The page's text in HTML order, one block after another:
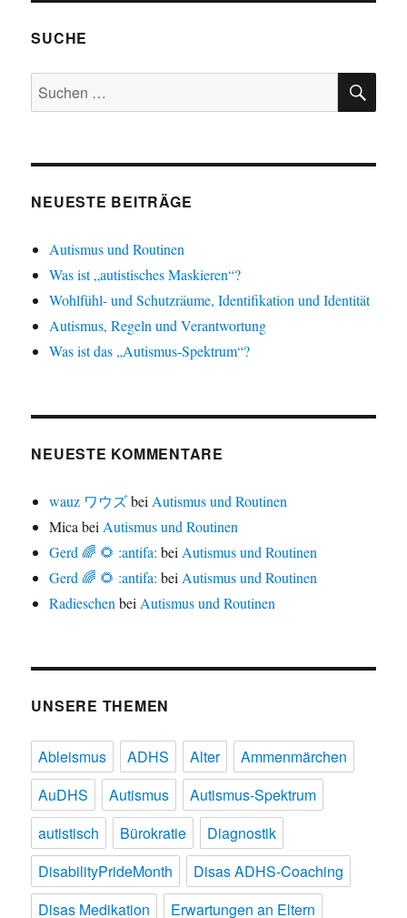
SUCHE
Suchen
nach:
NEUESTE BEITRÄGE
Autismus und Routinen
Was ist „autistisches Maskieren“?
Wohlfühl- und Schutzräume, Identifikation und Identität
Autismus, Regeln und Verantwortung
Was ist das „Autismus-Spektrum“?
NEUESTE KOMMENTARE
wauz ワウズbeiAutismus und Routinen
MicabeiAutismus und Routinen
Gerd 🌈 🌻 :antifa: beiAutismus und Routinen
Gerd 🌈 🌻 :antifa: beiAutismus und Routinen
RadieschenbeiAutismus und Routinen
UNSERE THEMEN
Ableismus ADHS Alter
Ammenmärchen
AuDHS
Autismus
Autismus-Spektrum
autistisch
Bürokratie
Diagnostik
DisabilityPrideMonth
Disas ADHS-Coaching
Disas Medikation
Erwartungen an Eltern